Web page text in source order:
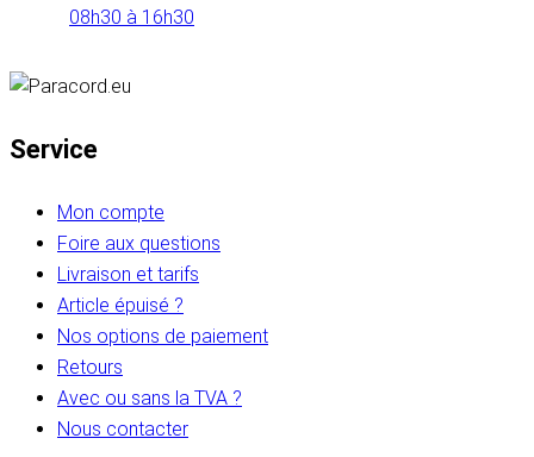
08h30 à 16h30
Service
Mon compte
Foire aux questions
Livraison et tarifs
Article épuisé ?
Nos options de paiement
Retours
Avec ou sans la TVA ?
Nous contacter